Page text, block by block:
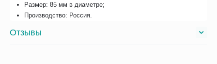
Размер: 85 мм в диаметре;
Производство: Россия.
Отзывы